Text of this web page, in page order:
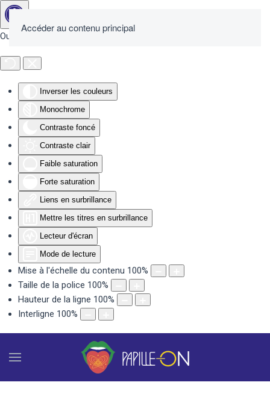
Outils d'accessibilité
Inverser les couleurs
Monochrome
Contraste foncé
Contraste clair
Faible saturation
Forte saturation
Liens en surbrillance
Mettre les titres en surbrillance
Lecteur d'écran
Mode de lecture
Mise à l'échelle du contenu 100%
Taille de la police 100%
Hauteur de la ligne 100%
Interligne 100%
Accéder au contenu principal